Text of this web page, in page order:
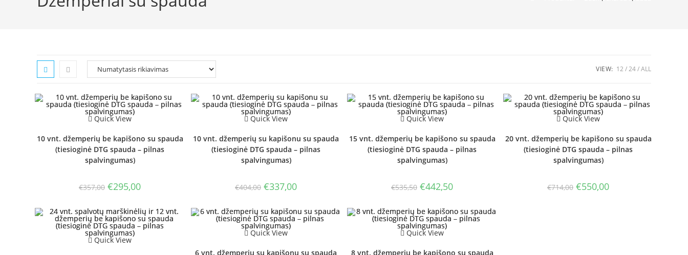
VIEW: 12 24 ALL
Quick View
10 vnt. džemperių be kapišono su spauda
(tiesioginė DTG spauda – pilnas
spalvingumas)
€357,00 Original
price
€357,00.
€295,00Current
€295,00.
Quick View
10 vnt. džemperių su kapišonu su spauda
(tiesioginė DTG spauda – pilnas
spalvingumas)
€404,00 Original
price
€404,00.
€337,00Current
Quick View
15 vnt. džemperių be kapišono su spauda
(tiesioginė DTG spauda – pilnas
spalvingumas)
€535,50 Original
price
€535,50.
€442,50Current
Quick View
20 vnt. džemperių be kapišono su spauda
(tiesioginė DTG spauda – pilnas
spalvingumas)
€714,00 Original
price
€550,00Current
Quick View
Quick View
6 vnt. džemperių su kapišonu su spauda
Quick View
8 vnt. džemperių be kapišono su spauda